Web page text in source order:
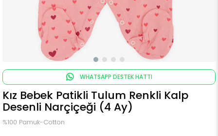
WHATSAPP DESTEK HATTI
Kız Bebek Patikli Tulum Renkli Kalp
Desenli Narçiçeği (4 Ay)
%100 Pamuk-Cotton